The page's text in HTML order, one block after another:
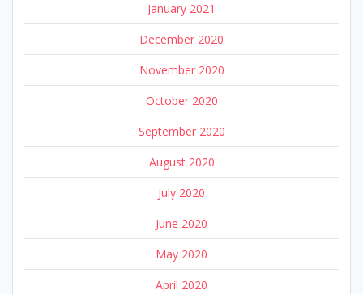
January 2021
December 2020
November 2020
October 2020
September 2020
August 2020
July 2020
June 2020
May 2020
April 2020